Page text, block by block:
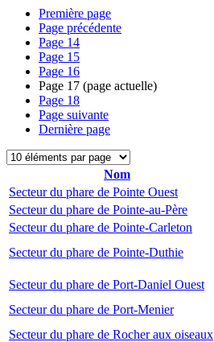
Première page
Page précédente
Page 14
Page 15
Page 16
Page 17 (page actuelle)
Page 18
Page suivante
Dernière page
Nom
Secteur du phare de Pointe Ouest
Secteur du phare de Pointe-au-Père
Secteur du phare de Pointe-Carleton
Secteur du phare de Pointe-Duthie
Secteur du phare de Port-Daniel Ouest
Secteur du phare de Port-Menier
Secteur du phare de Rocher aux oiseaux